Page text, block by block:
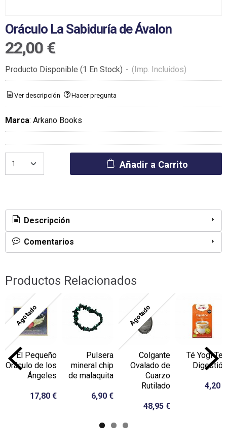
Oráculo La Sabiduría de Ávalon
22,00 €
Producto Disponible (1 En Stock) - (Imp. Incluidos)
Ver descripción Hacer pregunta
Marca: Arkano Books
Añadir a Carrito
Descripción
Comentarios
Productos Relacionados
Agotado
El Pequeño
Oráculo de los
Ángeles
17,80 €
Pulsera
mineral chip
de malaquita
6,90 €
Agotado
Colgante
Ovalado de
Cuarzo
Rutilado
48,95 €
Té Yogi Tea
Digestión
4,20 €